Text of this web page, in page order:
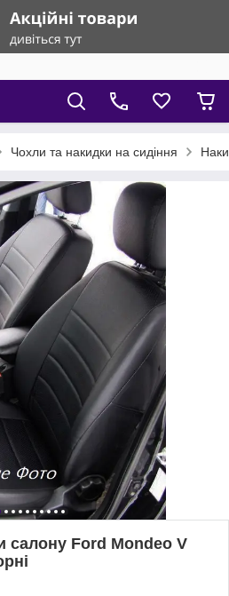
Чохли та накидки на сидіння
салону Ford Mondeo V